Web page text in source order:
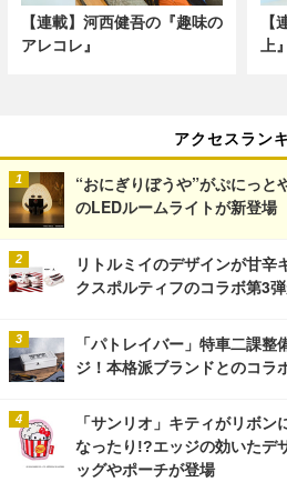
【連載】河西健吾の『趣味の
アレコレ』
【
上』
アクセスラン
“おにぎりぼうや”がぷにっ
のLEDルームライトが新登場
リトルミイのデザインが甘
クスポルティフのコラボ第3弾
「パトレイバー」特車二課
ジ！本格派ブランドとのコラ
「サンリオ」キティがリボ
なったり!?エッジの効いたデ
ッグやポーチが登場